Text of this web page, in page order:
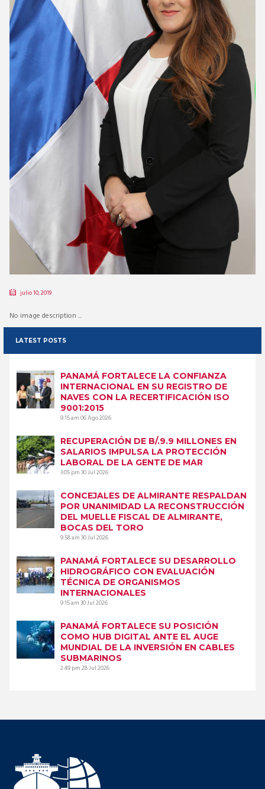
julio 10, 2019
No image description ...
LATEST POSTS
PANAMÁ FORTALECE LA CONFIANZA
INTERNACIONAL EN SU REGISTRO DE
NAVES CON LA RECERTIFICACIÓN ISO
9001:2015
9:15 am06 Ago 2026
RECUPERACIÓN DE B/.9.9 MILLONES EN
SALARIOS IMPULSA LA PROTECCIÓN
LABORAL DE LA GENTE DE MAR
3:05 pm30 Jul 2026
CONCEJALES DE ALMIRANTE RESPALDAN
POR UNANIMIDAD LA RECONSTRUCCIÓN
DEL MUELLE FISCAL DE ALMIRANTE,
BOCAS DEL TORO
9:58 am30 Jul 2026
PANAMÁ FORTALECE SU DESARROLLO
HIDROGRÁFICO CON EVALUACIÓN
TÉCNICA DE ORGANISMOS
INTERNACIONALES
9:15 am30 Jul 2026
PANAMÁ FORTALECE SU POSICIÓN
COMO HUB DIGITAL ANTE EL AUGE
MUNDIAL DE LA INVERSIÓN EN CABLES
SUBMARINOS
2:49 pm28 Jul 2026